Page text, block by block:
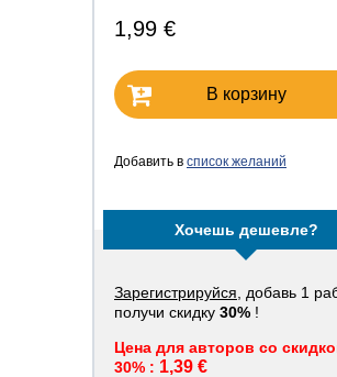
1,99 €
В корзину
Добавить в список желаний
Хочешь дешевле?
Зарегистрируйся , добавь 1
получи скидку 30% !
Цена для авторов со
30% : 1,39 €